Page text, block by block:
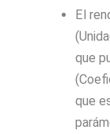
El
que
que